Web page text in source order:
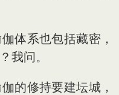
体系也包括藏密，
我问。
的修持要建坛城，